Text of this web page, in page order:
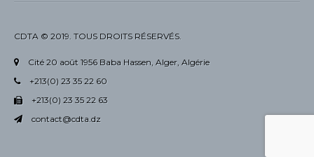
CDTA © 2019. TOUS DROITS RÉSERVÉS.
Cité 20 août 1956 Baba Hassen, Alger, Algérie
+213(0) 23 35 22 60
+213(0) 23 35 22 63
contact@cdta.dz